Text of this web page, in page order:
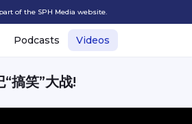
of the SPH Media website.
Podcasts Videos
搞笑”大战!